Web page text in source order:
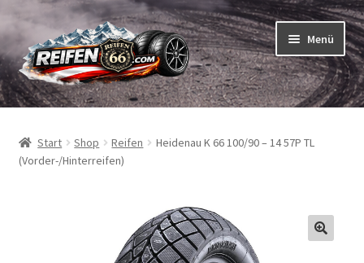
Zur
Navigation
springen
Zum
Inhalt
springen
Menü
Reifen
Schläuche
Start Shop Reifen
Heidenau K 66 100/90 – 14 57P TL
(Vorder-/Hinterreifen)